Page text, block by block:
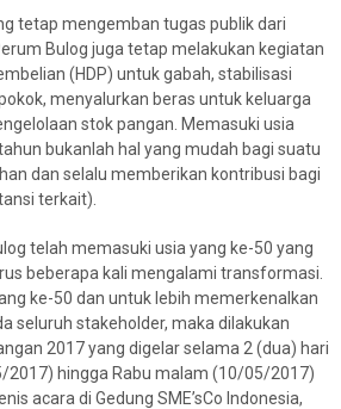
tetap mengemban tugas publik dari
Bulog juga tetap melakukan kegiatan
(HDP) untuk gabah, stabilisasi
menyalurkan beras untuk keluarga
stok pangan. Memasuki usia
bukanlah hal yang mudah bagi suatu
dan selalu memberikan kontribusi bagi
terkait).
telah memasuki usia yang ke-50 yang
beberapa kali mengalami transformasi.
ke-50 dan untuk lebih memerkenalkan
seluruh stakeholder, maka dilakukan
2017 yang digelar selama 2 (dua) hari
2017) hingga Rabu malam (10/05/2017)
acara di Gedung SME’sCo Indonesia,